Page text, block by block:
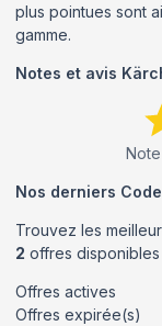
plus pointues sont
gamme.
Notes et avis
Nos derniers
Trouvez les
2 offres disponibles
Offres actives
Offres expirée(s)